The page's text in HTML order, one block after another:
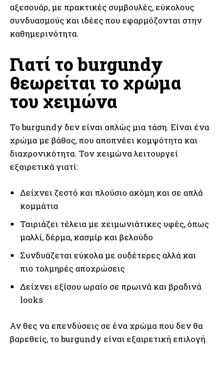
αξεσουάρ, με πρακτικές συμβουλές, εύκολους
συνδυασμούς και ιδέες που εφαρμόζονται στην
καθημερινότητα.
Γιατί το burgundy
θεωρείται το χρώμα
του χειμώνα
Το burgundy δεν είναι απλώς μια τάση. Είναι ένα
χρώμα με βάθος, που αποπνέει κομψότητα και
διαχρονικότητα. Τον χειμώνα λειτουργεί
εξαιρετικά γιατί:
Δείχνει ζεστό και πλούσιο ακόμη και σε απλά
κομμάτια
Ταιριάζει τέλεια με χειμωνιάτικες υφές, όπως
μαλλί, δέρμα, κασμίρ και βελούδο
Συνδυάζεται εύκολα με ουδέτερες αλλά και
πιο τολμηρές αποχρώσεις
Δείχνει εξίσου ωραίο σε πρωινά και βραδινά
looks
Αν θες να επενδύσεις σε ένα χρώμα που δεν θα
βαρεθείς, το burgundy είναι εξαιρετική επιλογή.